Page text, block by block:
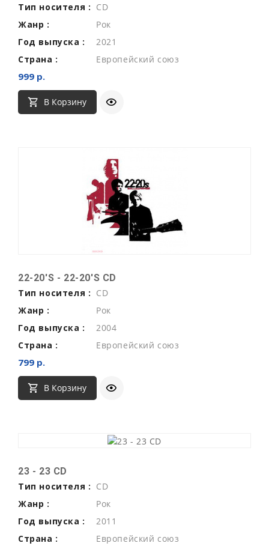
Тип носителя : CD
Жанр :
Рок
Год выпуска :
2021
Страна :
Европейский союз
999 р.
В Корзину
22-20'S - 22-20'S CD
Тип носителя : CD
Жанр :
Рок
Год выпуска :
2004
Страна :
Европейский союз
799 р.
В Корзину
23 - 23 CD
Тип носителя : CD
Жанр :
Рок
Год выпуска :
2011
Страна :
Европейский союз